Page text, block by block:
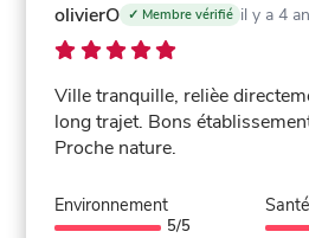
olivierO ✓ Membre vérifié il y a 4
Ville tranquille, relièe
long trajet. Bons
Proche nature.
Environnement
5/5
Santé